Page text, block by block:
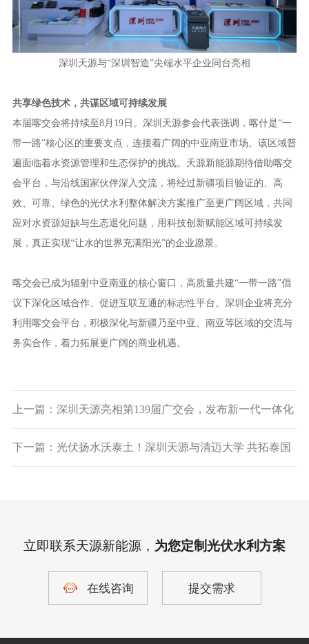
深圳天源与“深圳智造”尖端水平企业同台亮相
共享绿色技术，共谋区域可持续发展
本届喀交会将持续至8月19日。深圳天源参会代表强调，喀什是“一
带一路”核心区的重要支点，连接着广阔的中亚南亚市场。该区域普
遍面临着水资源管理和生态保护的挑战。天源新能源期待借助喀交
会平台，与沿线国家伙伴深入交流，将经过新疆项目验证的、高
效、可靠、绿色的光伏水利整体解决方案推广至更广阔区域，共同
应对水资源短缺与生态退化问题，用科技创新赋能区域可持续发
展，真正实现“让水的世界充满阳光”的企业愿景。
喀交会已成为辐射中亚南亚的核心窗口，高质量共建“一带一路”倡
议下深化区域合作、促进互联互通的标志性平台。深圳企业将充分
利用喀交会平台，积极深化与新疆乃至中亚、南亚等区域的交流与
务实合作，着力拓展更广阔的商业机遇。
上一篇：深圳天源亮相第139届广交会，发布新一代一体化
光伏水泵
下一篇：光伏扬水沃泰土！深圳天源与清迈大学 共拓泰国
立即联系天源新能源， 为您定制光伏水利方案
在线咨询 提交需求